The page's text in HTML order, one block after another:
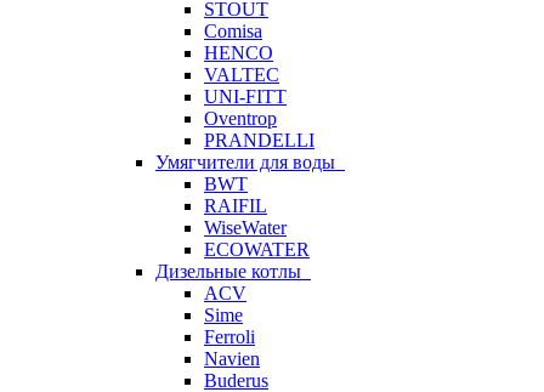
STOUT
Comisa
HENCO
VALTEC
UNI-FITT
Oventrop
PRANDELLI
Умягчители для воды
BWT
RAIFIL
WiseWater
ECOWATER
Дизельные котлы
ACV
Sime
Ferroli
Navien
Buderus